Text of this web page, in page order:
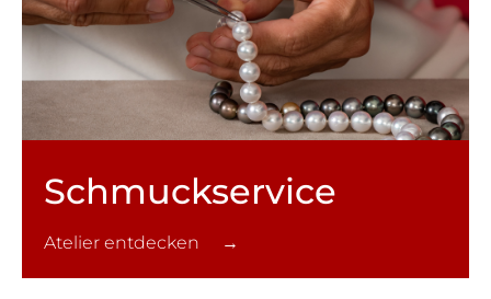
Schmuck­service
Atelier entdecken →